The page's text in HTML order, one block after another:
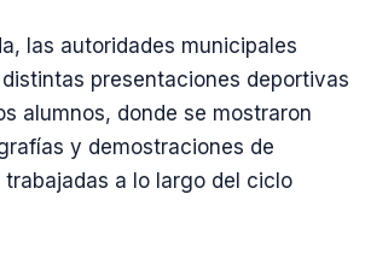
las autoridades municipales
presentaciones deportivas
alumnos, donde se mostraron
y demostraciones de
a lo largo del ciclo